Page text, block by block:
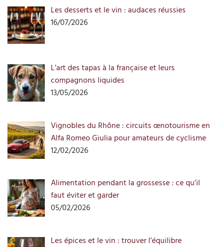
Les desserts et le vin : audaces réussies
16/07/2026
L’art des tapas à la française et leurs
compagnons liquides
13/05/2026
Vignobles du Rhône : circuits œnotourisme en
Alfa Romeo Giulia pour amateurs de cyclisme
12/02/2026
Alimentation pendant la grossesse : ce qu’il
faut éviter et garder
05/02/2026
Les épices et le vin : trouver l’équilibre